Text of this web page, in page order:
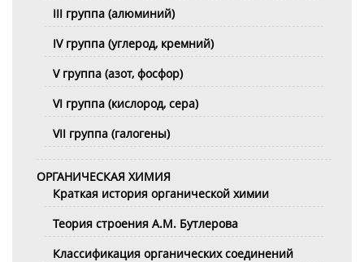
III группа (алюминий)
IV группа (углерод, кремний)
V группа (азот, фосфор)
VI группа (кислород, сера)
VII группа (галогены)
ОРГАНИЧЕСКАЯ ХИМИЯ
Краткая история органической химии
Теория строения А.М. Бутлерова
Классификация органических соединений